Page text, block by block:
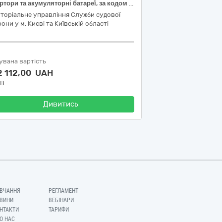
Інвертори та акумуляторні батареї, за кодом ДК 021-2015: 31150000-2 Баласти для розрядних ламп чи трубок.
управління Служби судової
у м. Києві та Київській області
вартість
112,00 UAH
Дивитись
НАС
РЕГЛАМЕНТ
ВЕБІНАРИ
ТАРИФИ